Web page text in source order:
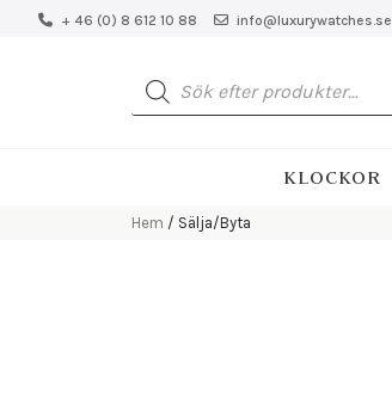
+ 46 (0) 8 612 10 88 info@luxurywatches.se
KLOCKOR
Hem / Sälja/Byta